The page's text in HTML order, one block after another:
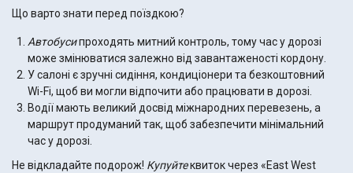
Що варто знати перед поїздкою?
Автобусипроходять митний контроль, тому час у дорозі
може змінюватися залежно від завантаженості кордону.
У салоні є зручні сидіння, кондиціонери та безкоштовний
Wi-Fi, щоб ви могли відпочити або працювати в дорозі.
Водії мають великий досвід міжнародних перевезень, а
маршрут продуманий так, щоб забезпечити мінімальний
час у дорозі.
Не відкладайте подорож! Купуйтеквиток через «East West